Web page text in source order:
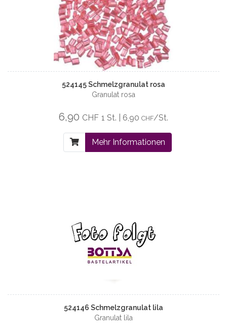
524145 Schmelzgranulat rosa
Granulat rosa
6,90 CHF 1 St. | 6,90 CHF/St.
Mehr Informationen
524146 Schmelzgranulat lila
Granulat lila